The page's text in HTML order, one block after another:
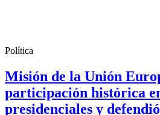
Política
Misión de la Unión
participación histórica
presidenciales y